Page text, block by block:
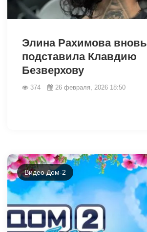
32962
Элина Рахимова вновь
подставила Клавдию
Безверхову
374 26 февраля, 2026 18:50
Видео Дом-2